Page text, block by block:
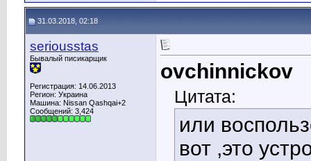
31.03.2018, 02:18
seriousstas
Бывалый писикарщик
Регистрация: 14.06.2013
Регион: Украина
Машина: Nissan Qashqai+2
Сообщений: 3,424
ovchinnickov
Цитата:
или
вот ,это